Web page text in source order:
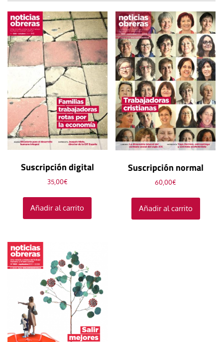
Suscripción digital
35,00€
Añadir al carrito
Suscripción normal
60,00€
Añadir al carrito